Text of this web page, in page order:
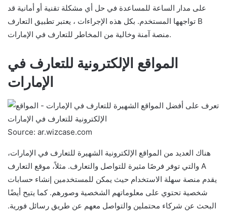
على مدار الساعة للمساعدة في حل أي مشكلة تقنية أو أمانية قد
تواجهها المستخدم. بكل هذه الإجراءات ، يعتبر تطبيق التعارف B
منصة آمنة وخالية من المخاطر للتعارف في الإمارات.
المواقع الإلكترونية للتعارف في
الإمارات
Source: ar.wizcase.com
هناك العديد من المواقع الإلكترونية الشهيرة للتعارف في الإمارات،
والتي توفر فرصًا مثيرة للتواصل والتعارف. مثلاً، موقع التعارف A
يقدم منصة سهلة الاستخدام حيث يمكن للمستخدمين إنشاء حسابات
شخصية تحتوي على معلوماتهم الشخصية وصورهم. كما يتيح أيضًا
البحث عن شركاء محتملين والتواصل معهم عن طريق رسائل فورية.